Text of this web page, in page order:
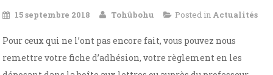
15 septembre 2018 Tohûbohu Posted in Actualités
Pour ceux qui ne l’ont pas encore fait, vous pouvez nous
remettre votre fiche d’adhésion, votre règlement en les